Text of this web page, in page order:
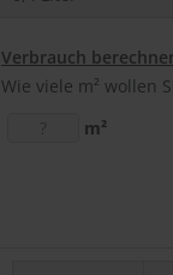
Verbrauch
Wie viele m² wollen
m²